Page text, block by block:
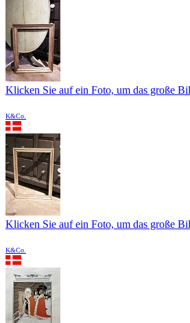
Klicken Sie auf ein Foto, um das große
K&Co.
Klicken Sie auf ein Foto, um das große
K&Co.